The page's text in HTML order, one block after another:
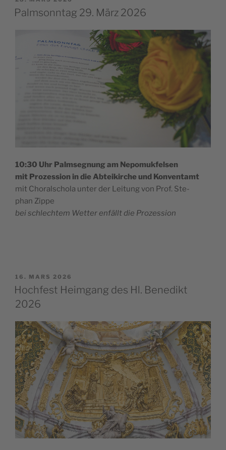
LE
Palmsonntag 29. März 2026
10:30 Uhr Palm­se­gnung am Nepomukfelsen
mit Pro­zes­sion in die Abtei­kirche und Konventamt
mit Cho­ral­scho­la unter der Lei­tung von Prof. Ste­
phan Zippe
bei schlech­tem Wet­ter enfällt die Prozession
PUBLIÉ
LE
16. MARS 2026
Hochfest Heimgang des Hl. Benedikt
2026